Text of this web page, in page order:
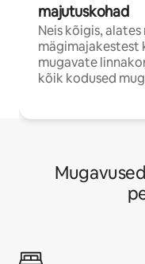
majutuskohad
Neis kõigis,
mägimajakestest
mugavate
kõik kodused